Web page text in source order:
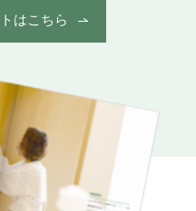
はこちら